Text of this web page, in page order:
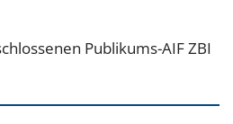
Publikums-AIF ZBI